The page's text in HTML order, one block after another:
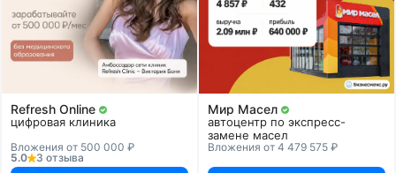
Refresh Online
цифровая клиника
Вложения от 500 000 ₽
5.0
3 отзыва
Мир Масел
автоцентр по экспресс-
замене масел
Вложения от 4 479 575 ₽